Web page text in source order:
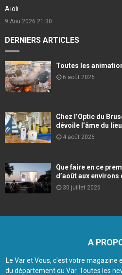
Aïoli
9 Aou 2026 21:30
DERNIERS ARTICLES
Toutes les
6 août 2026
Chez l’Optic du
dévoile l’âme du lieu
4 août 2026
Que faire en ce
d’août aux environs
30 juillet 2026
A
Le Var et Vous, c'est votre magazine
du département du Var. Toutes les